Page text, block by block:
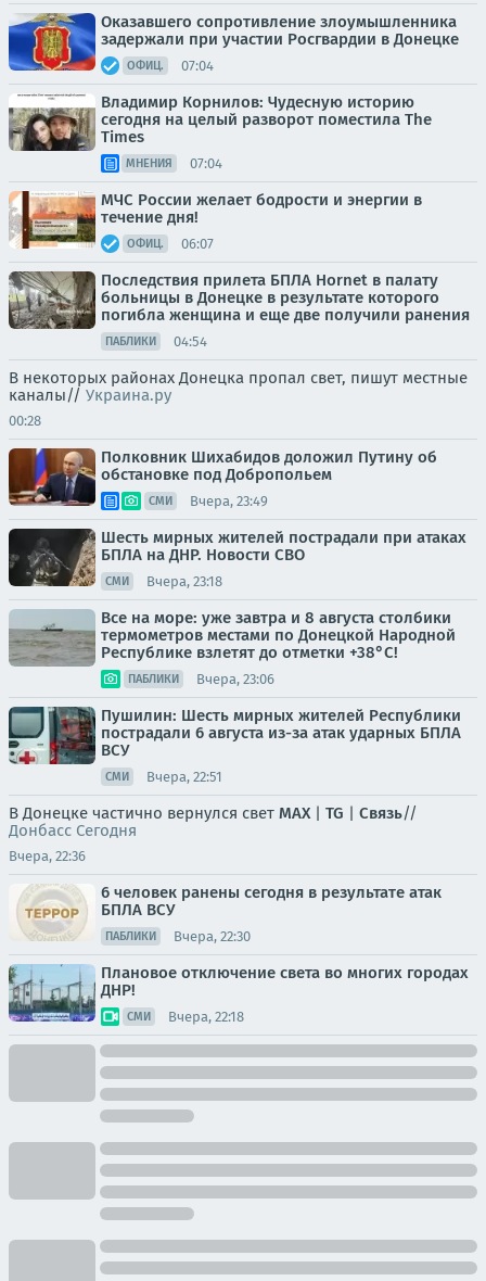
Оказавшего сопротивление злоумышленника
задержали при участии Росгвардии в Донецке
ОФИЦ. 07:04
Владимир Корнилов: Чудесную историю
сегодня на целый разворот поместила The
Times
МНЕНИЯ 07:04
МЧС России желает бодрости и энергии в
течение дня!
ОФИЦ. 06:07
Последствия прилета БПЛА Hornet в палату
больницы в Донецке в результате которого
погибла женщина и еще две получили ранения
ПАБЛИКИ 04:54
В некоторых районах Донецка пропал свет, пишут местные
каналы// Украина.ру
00:28
Полковник Шихабидов доложил Путину об
обстановке под Добропольем
СМИ Вчера, 23:49
Шесть мирных жителей пострадали при атаках
БПЛА на ДНР. Новости СВО
СМИ Вчера, 23:18
Все на море: уже завтра и 8 августа столбики
термометров местами по Донецкой Народной
Республике взлетят до отметки +38°C!
ПАБЛИКИ Вчера, 23:06
Пушилин: Шесть мирных жителей Республики
пострадали 6 августа из-за атак ударных БПЛА
ВСУ
СМИ Вчера, 22:51
В Донецке частично вернулся свет MAX| TG | Связь//
Донбасс Сегодня
Вчера, 22:36
6 человек ранены сегодня в результате атак
БПЛА ВСУ
ПАБЛИКИ Вчера, 22:30
Плановое отключение света во многих городах
ДНР!
СМИ Вчера, 22:18